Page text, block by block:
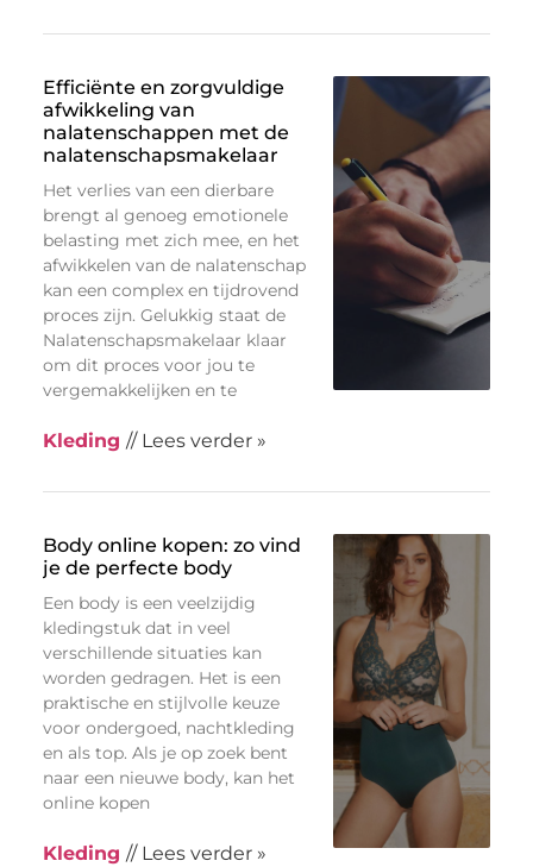
Efficiënte en zorgvuldige
afwikkeling van
nalatenschappen met de
nalatenschapsmakelaar
Het verlies van een dierbare
brengt al genoeg emotionele
belasting met zich mee, en het
afwikkelen van de nalatenschap
kan een complex en tijdrovend
proces zijn. Gelukkig staat de
Nalatenschapsmakelaar klaar
om dit proces voor jou te
vergemakkelijken en te
Kleding // Lees verder »
Body online kopen: zo vind
je de perfecte body
Een body is een veelzijdig
kledingstuk dat in veel
verschillende situaties kan
worden gedragen. Het is een
praktische en stijlvolle keuze
voor ondergoed, nachtkleding
en als top. Als je op zoek bent
naar een nieuwe body, kan het
online kopen
Kleding // Lees verder »